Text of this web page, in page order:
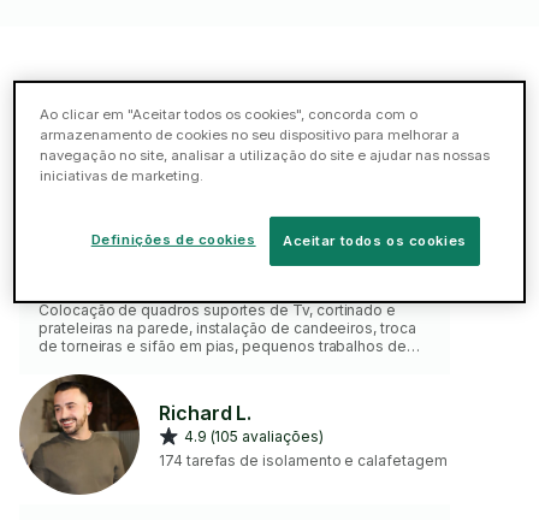
Taskers em destaque: Lisboa
Fabiano S.
5 (229 avaliações)
478 tarefas de isolamento e
Colocação de quadros suportes de Tv, cortinado e
prateleiras na parede, instalação de candeeiros, troca
de torneiras e sifão em pias, pequenos trabalhos de
Richard L.
4.9 (105 avaliações)
174 tarefas de isolamento e calafetagem
Ao clicar em "Aceitar todos os cookies", concorda com o
armazenamento de cookies no seu dispositivo para melhorar a
navegação no site, analisar a utilização do site e ajudar nas nossas
iniciativas de marketing.
Aceitar todos os cookies
Definições de cookies